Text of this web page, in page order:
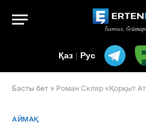
Қаз | Рус
Басты бет » Роман Скляр «Қорқыт Ата
АЙМАҚ